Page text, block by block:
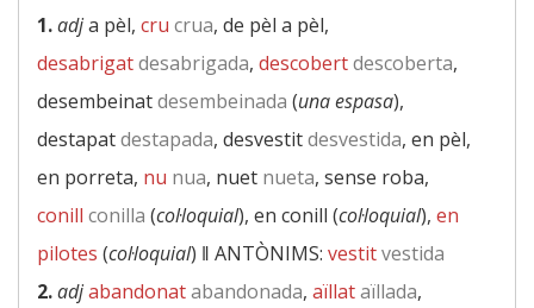
1.adja pèl, cru crua, de pèl a pèl,
desabrigatdesabrigada, descobertdescoberta,
desembeinatdesembeinada (una espasa),
destapatdestapada, desvestitdesvestida, en pèl,
en porreta, nu nua, nuet nueta, sense roba,
conill conilla (col·loquial), en conill (col·loquial), en
pilotes (col·loquial) ‖ ANTÒNIMS: vestitvestida
2.adjabandonatabandonada, aïllataïllada,